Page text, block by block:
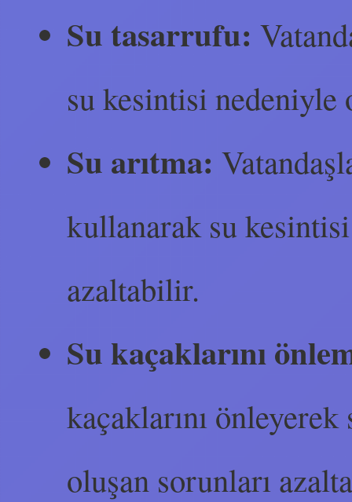
Su tasarrufu:
su kesintisi nedeniyle
Su arıtma:
kullanarak su
azaltabilir.
Su kaçaklarını
kaçaklarını
oluşan sorunları